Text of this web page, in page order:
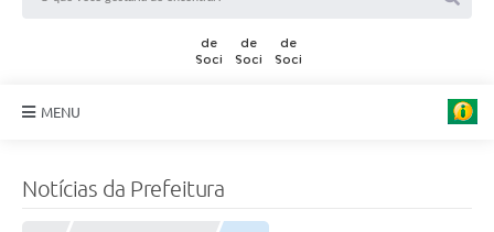
MENU
Notícias da Prefeitura